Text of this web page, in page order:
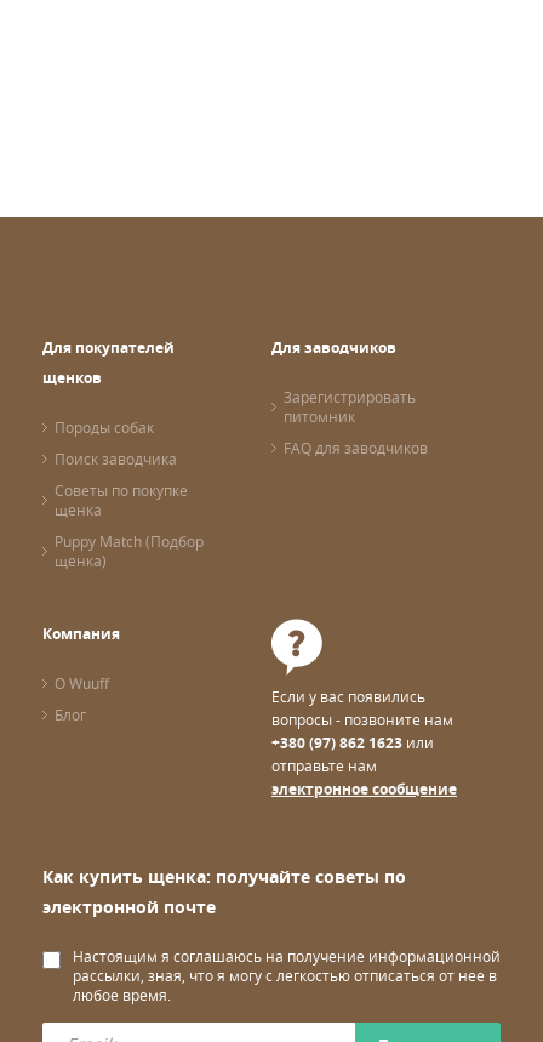
Для покупателей
щенков
Породы собак
Поиск заводчика
Советы по покупке
щенка
Puppy Match (Подбор
щенка)
Для заводчиков
Зарегистрировать
питомник
FAQ для заводчиков
Компания
О Wuuff
Блог
Если у вас появились
вопросы - позвоните нам
+380 (97) 862 1623 или
отправьте нам
электронное сообщение
Как купить щенка: получайте советы по
электронной почте
Настоящим я соглашаюсь на получение информационной
рассылки, зная, что я могу с легкостью отписаться от нее в
любое время.